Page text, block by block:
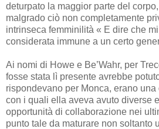
deturpato la maggior parte del
malgrado ciò non completamente
intrinseca femminilità « E dire che
considerata immune a un certo
Ai nomi di Howe e Be’Wahr, per
fosse stata lì presente avrebbe
rispondevano per Monca, erano
con i quali ella aveva avuto diverse
opportunità di collaborazione nei
punto tale da maturare non soltanto